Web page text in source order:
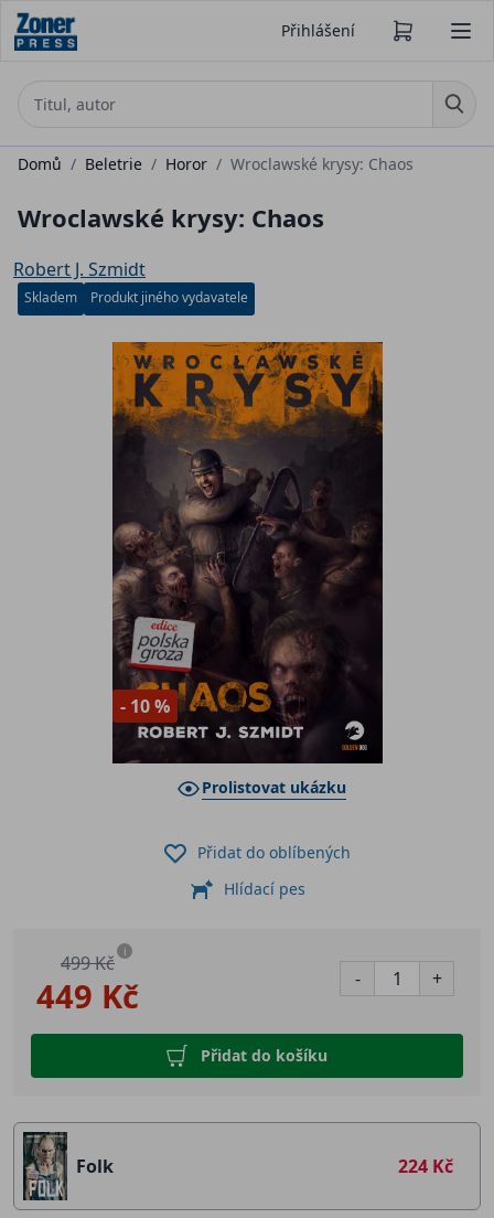
Přihlášení
Domů / Beletrie / Horor / Wroclawské krysy: Chaos
Wroclawské krysy: Chaos
Robert J. Szmidt
Skladem Produkt jiného vydavatele
- 10 %
Prolistovat ukázku
449 Kč
499 Kč i
- +
Přidat do košíku
Přidat do oblíbených
Hlídací pes
Folk 224 Kč